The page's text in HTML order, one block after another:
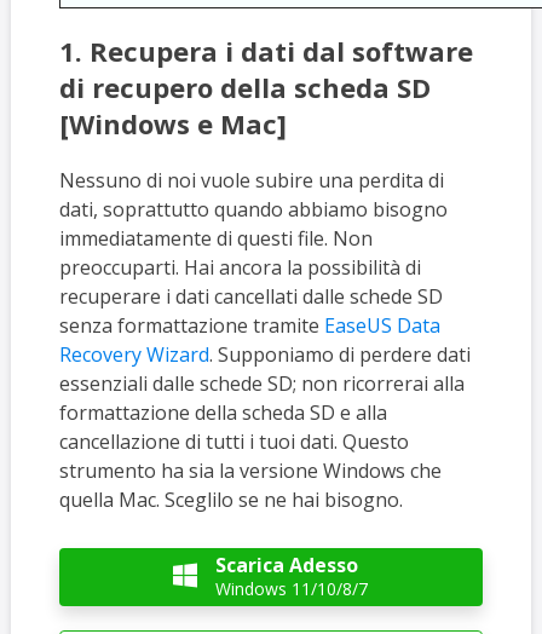
1. Recupera i dati dal software
di recupero della scheda SD
[Windows e Mac]
Nessuno di noi vuole subire una perdita di
dati, soprattutto quando abbiamo bisogno
immediatamente di questi file. Non
preoccuparti. Hai ancora la possibilità di
recuperare i dati cancellati dalle schede SD
senza formattazione tramite EaseUS Data
Recovery Wizard. Supponiamo di perdere dati
essenziali dalle schede SD; non ricorrerai alla
formattazione della scheda SD e alla
cancellazione di tutti i tuoi dati. Questo
strumento ha sia la versione Windows che
quella Mac. Sceglilo se ne hai bisogno.
 Scarica Adesso
Windows 11/10/8/7